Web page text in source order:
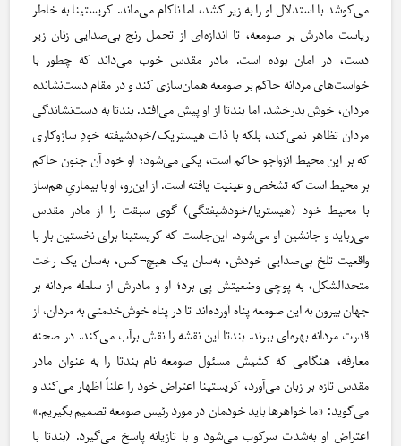
می‌کوشد با استدلال او را به زیر کشد، اما ناکام می‌ماند. کریستینا به خاطر
ریاست مادرش بر صومعه، تا اندازه‌ای از تحمل رنج بی‌صدایی زنان زیر
دست، در امان بوده است. مادر مقدس خوب می‌داند که چطور با
خواست‌های مردانه حاکم بر صومعه همان‌سازی کند و در مقام دست‌نشانده
مردان، خوش بدرخشد. اما بندتا از او پیش می‌افتد. بندتا به دست‌نشاندگی
مردان تظاهر نمی‌کند، بلکه با ذات هیستریک/خودشیفته خودِ سازوکاری
که بر این محیط انزواجو حاکم است، یکی می‌شود؛ او خود آن جنون حاکم
بر محیط است که تشخص و عینیت یافته است. از این‌رو، او با بیماریِ هم‌ساز
با محیط خود (هیستریا/خودشیفتگی) گوی سبقت را از مادر مقدس
می‌رباید و جانشین او می‌شود. این‌جاست که کریستینا برای نخستین بار با
واقعیت تلخ بی‌صدایی خودش، به‌سان یک هیچ¬کس، به‌سان یک رخت
متحدالشکل، به پوچی وضعیتش پی برد؛ او و مادرش از سلطه مردانه بر
جهان بیرون به این صومعه پناه آورده‌اند تا در پناه خوش‌خدمتی به مردان، از
قدرت مردانه بهره‌ای ببرند. بندتا این نقشه را نقش برآب می‌کند. در صحنه
معارفه، هنگامی که کشیش مسئول صومعه نام بندتا را به عنوان مادر
مقدس تازه بر زبان می‌آورد، کریستینا اعتراض خود را علناً اظهار می‌کند و
می‌گوید: «ما خواهرها باید خودمان در مورد رئیس صومعه تصمیم بگیریم.»
اعتراض او به‌شدت سرکوب می‌شود و با تازیانه پاسخ می‌گیرد. (بندتا با